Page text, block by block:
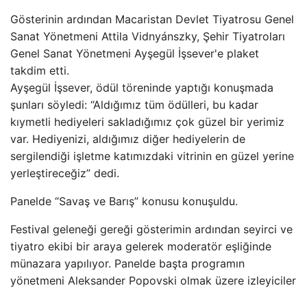
Gösterinin ardından Macaristan Devlet Tiyatrosu Genel
Sanat Yönetmeni Attila Vidnyánszky, Şehir Tiyatroları
Genel Sanat Yönetmeni Ayşegül İşsever'e plaket
takdim etti.
Ayşegül İşsever, ödül töreninde yaptığı konuşmada
şunları söyledi: “Aldığımız tüm ödülleri, bu kadar
kıymetli hediyeleri sakladığımız çok güzel bir yerimiz
var. Hediyenizi, aldığımız diğer hediyelerin de
sergilendiği işletme katımızdaki vitrinin en güzel yerine
yerleştireceğiz” dedi.
Panelde “Savaş ve Barış” konusu konuşuldu.
Festival geleneği gereği gösterimin ardından seyirci ve
tiyatro ekibi bir araya gelerek moderatör eşliğinde
münazara yapılıyor. Panelde başta programın
yönetmeni Aleksander Popovski olmak üzere izleyiciler